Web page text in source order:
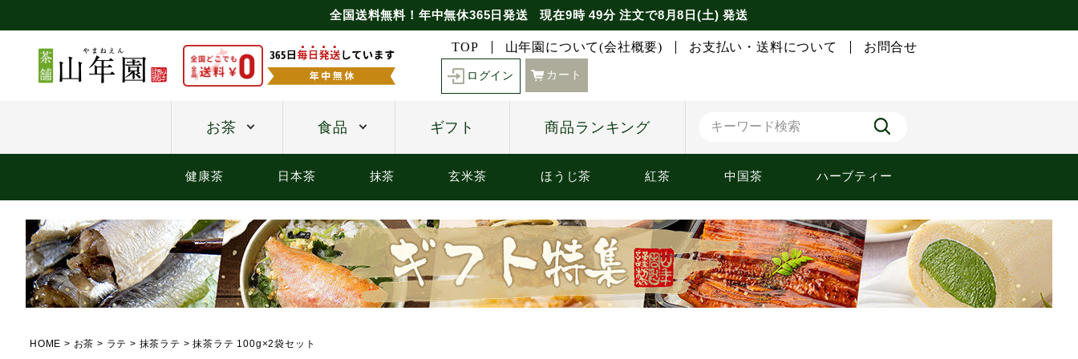
全国送料無料！年中無休365日発送 現在9時 49分注文で8月8日(土) 発送
TOP 山年園について(会社概要) お支払い・送料について お問合せ
ログイン カート
お茶 食品 ギフト 商品ランキング
健康茶 日本茶 抹茶 玄米茶 ほうじ茶 紅茶 中国茶 ハーブティー
HOME お茶 ラテ 抹茶ラテ 抹茶ラテ 100g×2袋セット